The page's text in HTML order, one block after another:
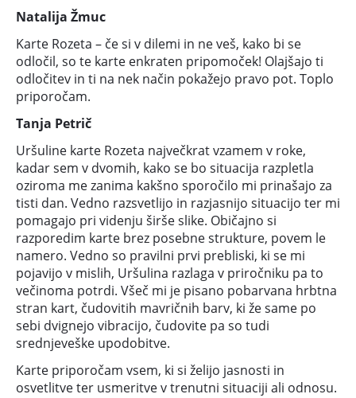
Natalija Žmuc
Karte Rozeta – če si v dilemi in ne veš, kako bi se
odločil, so te karte enkraten pripomoček! Olajšajo ti
odločitev in ti na nek način pokažejo pravo pot. Toplo
priporočam.
Tanja Petrič
Uršuline karte Rozeta največkrat vzamem v roke,
kadar sem v dvomih, kako se bo situacija razpletla
oziroma me zanima kakšno sporočilo mi prinašajo za
tisti dan. Vedno razsvetlijo in razjasnijo situacijo ter mi
pomagajo pri videnju širše slike. Običajno si
razporedim karte brez posebne strukture, povem le
namero. Vedno so pravilni prvi prebliski, ki se mi
pojavijo v mislih, Uršulina razlaga v priročniku pa to
večinoma potrdi. Všeč mi je pisano pobarvana hrbtna
stran kart, čudovitih mavričnih barv, ki že same po
sebi dvignejo vibracijo, čudovite pa so tudi
srednjeveške upodobitve.
Karte priporočam vsem, ki si želijo jasnosti in
osvetlitve ter usmeritve v trenutni situaciji ali odnosu.